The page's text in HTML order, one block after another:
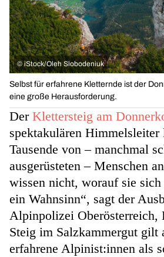
© iStock/Oleh Slobodeniuk
Selbst für erfahrene Kletternde ist der
eine große Herausforderung.
Der Klettersteig am
spektakulären Himmelsleiter
Tausende von – manchmal
ausgerüsteten – Menschen
wissen nicht, worauf sie
ein Wahnsinn“, sagt der
Alpinpolizei
Steig im Salzkammergut gilt
erfahrene Alpinist:innen als